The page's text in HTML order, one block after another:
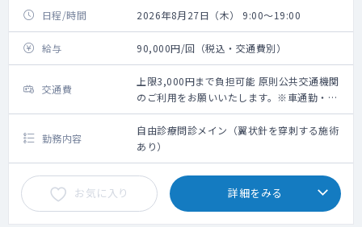
日程/時間 2026年8月27日（木） 9:00～19:00
給与 90,000円/回（税込・交通費別）
交通費
上限3,000円まで負担可能 原則公共交通機関
のご利用をお願いいたします。※車通勤・タ
クシー利用要相談
勤務内容
自由診療問診メイン（翼状針を穿刺する施術
あり）
お気に入り 詳細をみる